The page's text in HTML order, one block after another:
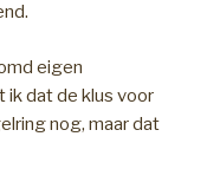
eigen
ik dat de klus voor
nog, maar dat